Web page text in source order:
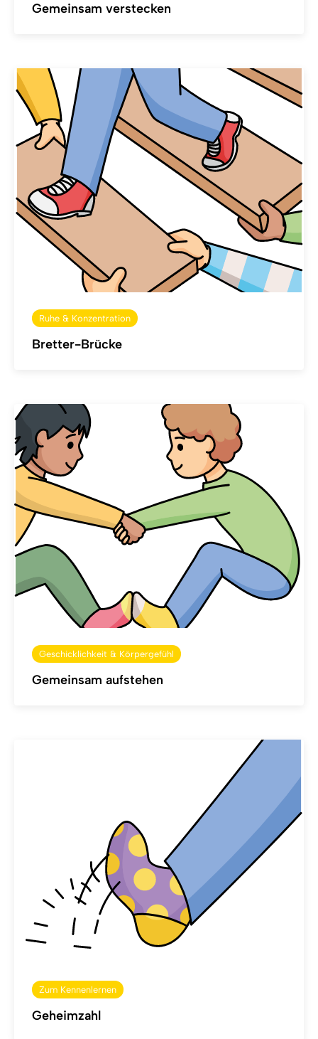
Gemeinsam verstecken
Ruhe & Konzentration
Bretter-Brücke
Geschicklichkeit & Körpergefühl
Gemeinsam aufstehen
Zum Kennenlernen
Geheimzahl